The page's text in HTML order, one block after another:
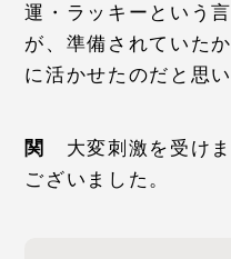
運・ラッキーという
が、準備されていた
に活かせたのだと思い
関
大変刺激を受け
ございました。